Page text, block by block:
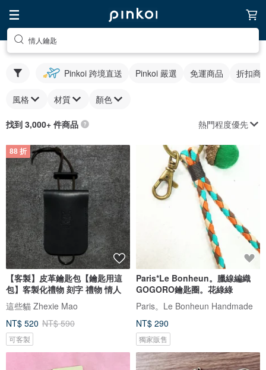
情人鑰匙
Pinkoi 跨境直送 Pinkoi 嚴選 免運商品 折扣商
風格 材質 顏色
找到 3,000+ 件商品 熱門程度優先
88 折
【客製】皮革鑰匙包【鑰匙用這
包】客製化禮物 刻字 禮物 情人
這些貓 Zhexie Mao
NT$ 520 NT$ 590
可客製
Paris*Le Bonheun。臘線編織
GOGORO鑰匙圈。花綠綠
Paris。Le Bonheun Handmade
NT$ 290
獨家販售